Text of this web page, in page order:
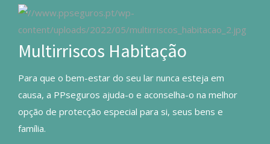
Multirriscos Habitação
Para que o bem-estar do seu lar nunca esteja em
causa, a PPseguros ajuda-o e aconselha-o na melhor
opção de protecção especial para si, seus bens e
família.